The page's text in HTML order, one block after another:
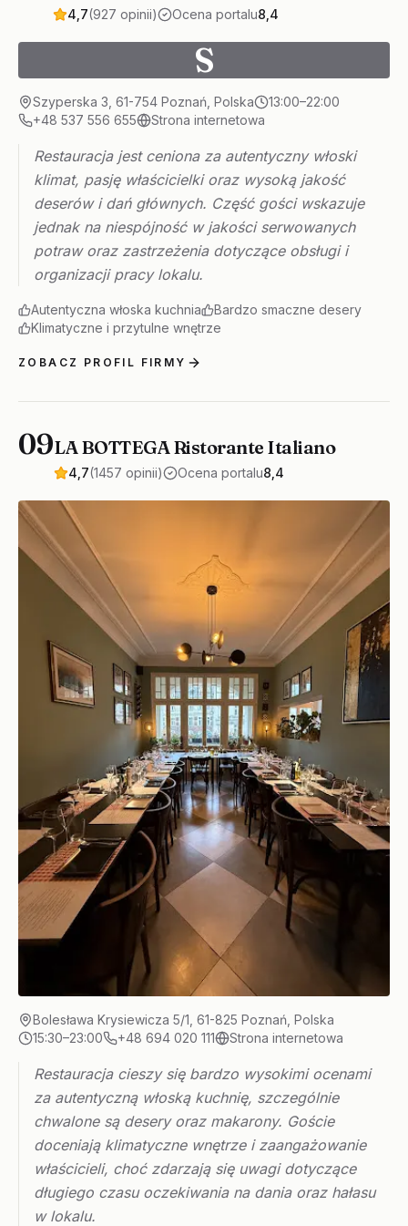
4,7(927 opinii) Ocena portalu8,4
S
Szyperska 3, 61-754 Poznań, Polska
13:00–22:00
+48 537 556 655
Strona internetowa
Restauracja jest ceniona za autentyczny włoski
klimat, pasję właścicielki oraz wysoką jakość
deserów i dań głównych. Część gości wskazuje
jednak na niespójność w jakości serwowanych
potraw oraz zastrzeżenia dotyczące obsługi i
organizacji pracy lokalu.
Autentyczna włoska kuchnia
Bardzo smaczne desery
Klimatyczne i przytulne wnętrze
ZOBACZ PROFIL FIRMY
09LA BOTTEGA Ristorante Italiano
4,7(1457 opinii) Ocena portalu8,4
Bolesława Krysiewicza 5/1, 61-825 Poznań, Polska
15:30–23:00
+48 694 020 111 Strona internetowa
Restauracja cieszy się bardzo wysokimi ocenami
za autentyczną włoską kuchnię, szczególnie
chwalone są desery oraz makarony. Goście
doceniają klimatyczne wnętrze i zaangażowanie
właścicieli, choć zdarzają się uwagi dotyczące
długiego czasu oczekiwania na dania oraz hałasu
w lokalu.